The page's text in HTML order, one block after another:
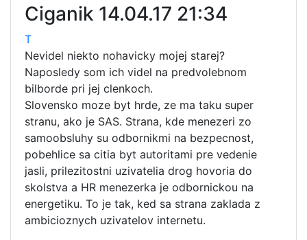
Ciganik 14.04.17 21:34
T
Nevidel niekto nohavicky mojej starej?
Naposledy som ich videl na predvolebnom
bilborde pri jej clenkoch.
Slovensko moze byt hrde, ze ma taku super
stranu, ako je SAS. Strana, kde menezeri zo
samoobsluhy su odbornikmi na bezpecnost,
pobehlice sa citia byt autoritami pre vedenie
jasli, prilezitostni uzivatelia drog hovoria do
skolstva a HR menezerka je odbornickou na
energetiku. To je tak, ked sa strana zaklada z
ambicioznych uzivatelov internetu.